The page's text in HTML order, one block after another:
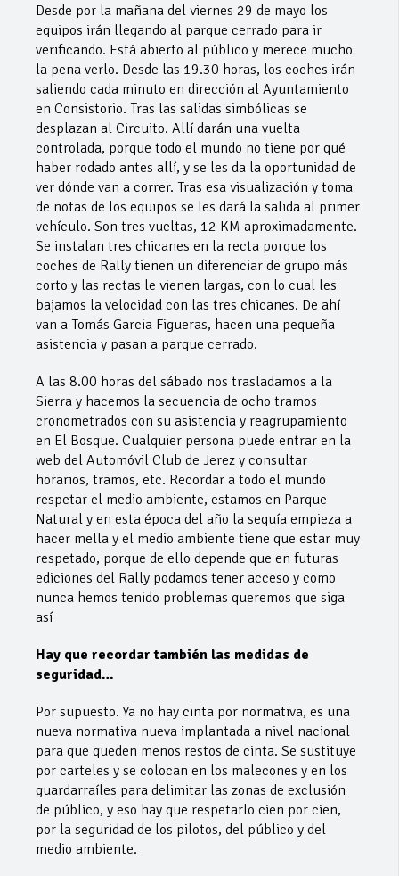
Desde por la mañana del viernes 29 de mayo los
equipos irán llegando al parque cerrado para ir
verificando. Está abierto al público y merece mucho
la pena verlo. Desde las 19.30 horas, los coches irán
saliendo cada minuto en dirección al Ayuntamiento
en Consistorio. Tras las salidas simbólicas se
desplazan al Circuito. Allí darán una vuelta
controlada, porque todo el mundo no tiene por qué
haber rodado antes allí, y se les da la oportunidad de
ver dónde van a correr. Tras esa visualización y toma
de notas de los equipos se les dará la salida al primer
vehículo. Son tres vueltas, 12 KM aproximadamente.
Se instalan tres chicanes en la recta porque los
coches de Rally tienen un diferenciar de grupo más
corto y las rectas le vienen largas, con lo cual les
bajamos la velocidad con las tres chicanes. De ahí
van a Tomás Garcia Figueras, hacen una pequeña
asistencia y pasan a parque cerrado.
A las 8.00 horas del sábado nos trasladamos a la
Sierra y hacemos la secuencia de ocho tramos
cronometrados con su asistencia y reagrupamiento
en El Bosque. Cualquier persona puede entrar en la
web del Automóvil Club de Jerez y consultar
horarios, tramos, etc. Recordar a todo el mundo
respetar el medio ambiente, estamos en Parque
Natural y en esta época del año la sequía empieza a
hacer mella y el medio ambiente tiene que estar muy
respetado, porque de ello depende que en futuras
ediciones del Rally podamos tener acceso y como
nunca hemos tenido problemas queremos que siga
así
Hay que recordar también las medidas de
seguridad…
Por supuesto. Ya no hay cinta por normativa, es una
nueva normativa nueva implantada a nivel nacional
para que queden menos restos de cinta. Se sustituye
por carteles y se colocan en los malecones y en los
guardarraíles para delimitar las zonas de exclusión
de público, y eso hay que respetarlo cien por cien,
por la seguridad de los pilotos, del público y del
medio ambiente.